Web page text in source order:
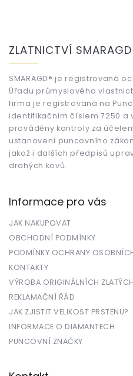
ZLATNICTVÍ SMARAGD
SMARAGD® je registrovaná
Úřadu průmyslového
firma je registrovaná na
identifikačním číslem 7250 a
prováděny kontroly za
ustanovení puncovního
jakož i dalších předpisů
drahých kovů.
Informace pro vás
JAK NAKUPOVAT
OBCHODNÍ PODMÍNKY
PODMÍNKY OCHRANY
KONTAKTY
VÝROBA ORIGINÁLNÍCH
REKLAMAČNÍ ŘÁD
JAK ZJISTIT VELIKOST PRSTENU?
INFORMACE O DIAMANTECH
PUNCOVNÍ ZNAČKY